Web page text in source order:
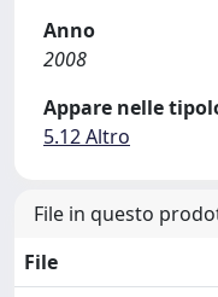
Anno
2008
Appare nelle
5.12 Altro
File in questo
File